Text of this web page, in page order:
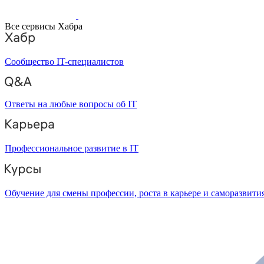
Все сервисы Хабра
Сообщество IT-специалистов
Ответы на любые вопросы об IT
Профессиональное развитие в IT
Обучение для смены профессии, роста в карьере и